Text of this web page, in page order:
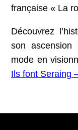
française « La
Découvrez
son
mode en
Ils font Seraing